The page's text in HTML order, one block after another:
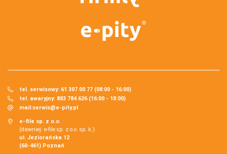
tel. serwisowy: 61 307 00 77 (08:00 - 16:00)
tel. awaryjny: 883 784 626 (16:00 - 18:00)
mail:serwis@e-pity.pl
e-file sp. z o.o.
(dawniej: e-file sp. z o.o. sp. k.)
ul. Jeziorańska 12
(60-461) Poznań